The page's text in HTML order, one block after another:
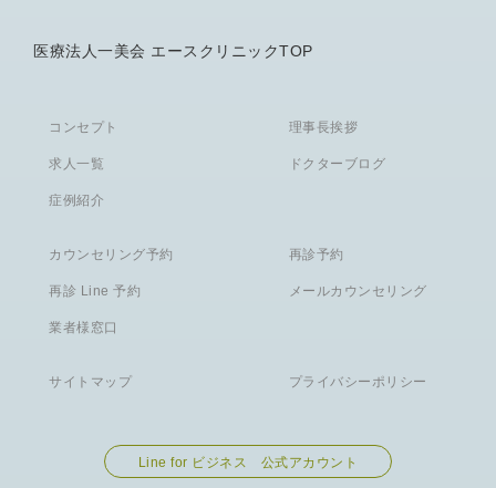
医療法人一美会 エースクリニックTOP
コンセプト 理事長挨拶
求人一覧 ドクターブログ
症例紹介
カウンセリング予約 再診予約
再診 Line 予約 メールカウンセリング
業者様窓口
サイトマップ プライバシーポリシー
Line for ビジネス 公式アカウント